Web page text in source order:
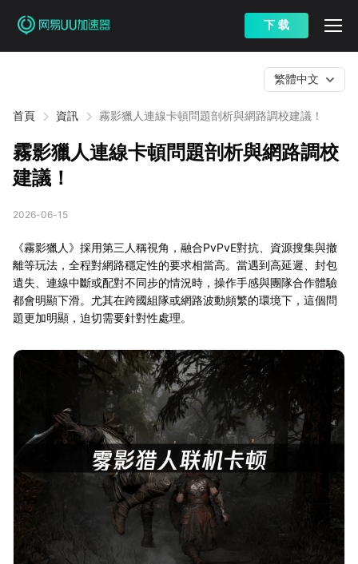
下 载
首頁 資訊 霧影獵人連線卡頓問題剖析與網路調校建議！
繁體中文
霧影獵人連線卡頓問題剖析與網路調校
建議！
2026-06-15
《霧影獵人》採用第三人稱視角，融合PvPvE對抗、資源搜集與撤
離等玩法，全程對網路穩定性的要求相當高。當遇到高延遲、封包
遺失、連線中斷或配對不同步的情況時，操作手感與團隊合作體驗
都會明顯下滑。尤其在跨國組隊或網路波動頻繁的環境下，這個問
題更加明顯，迫切需要針對性處理。